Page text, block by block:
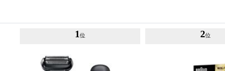
1 位 2位